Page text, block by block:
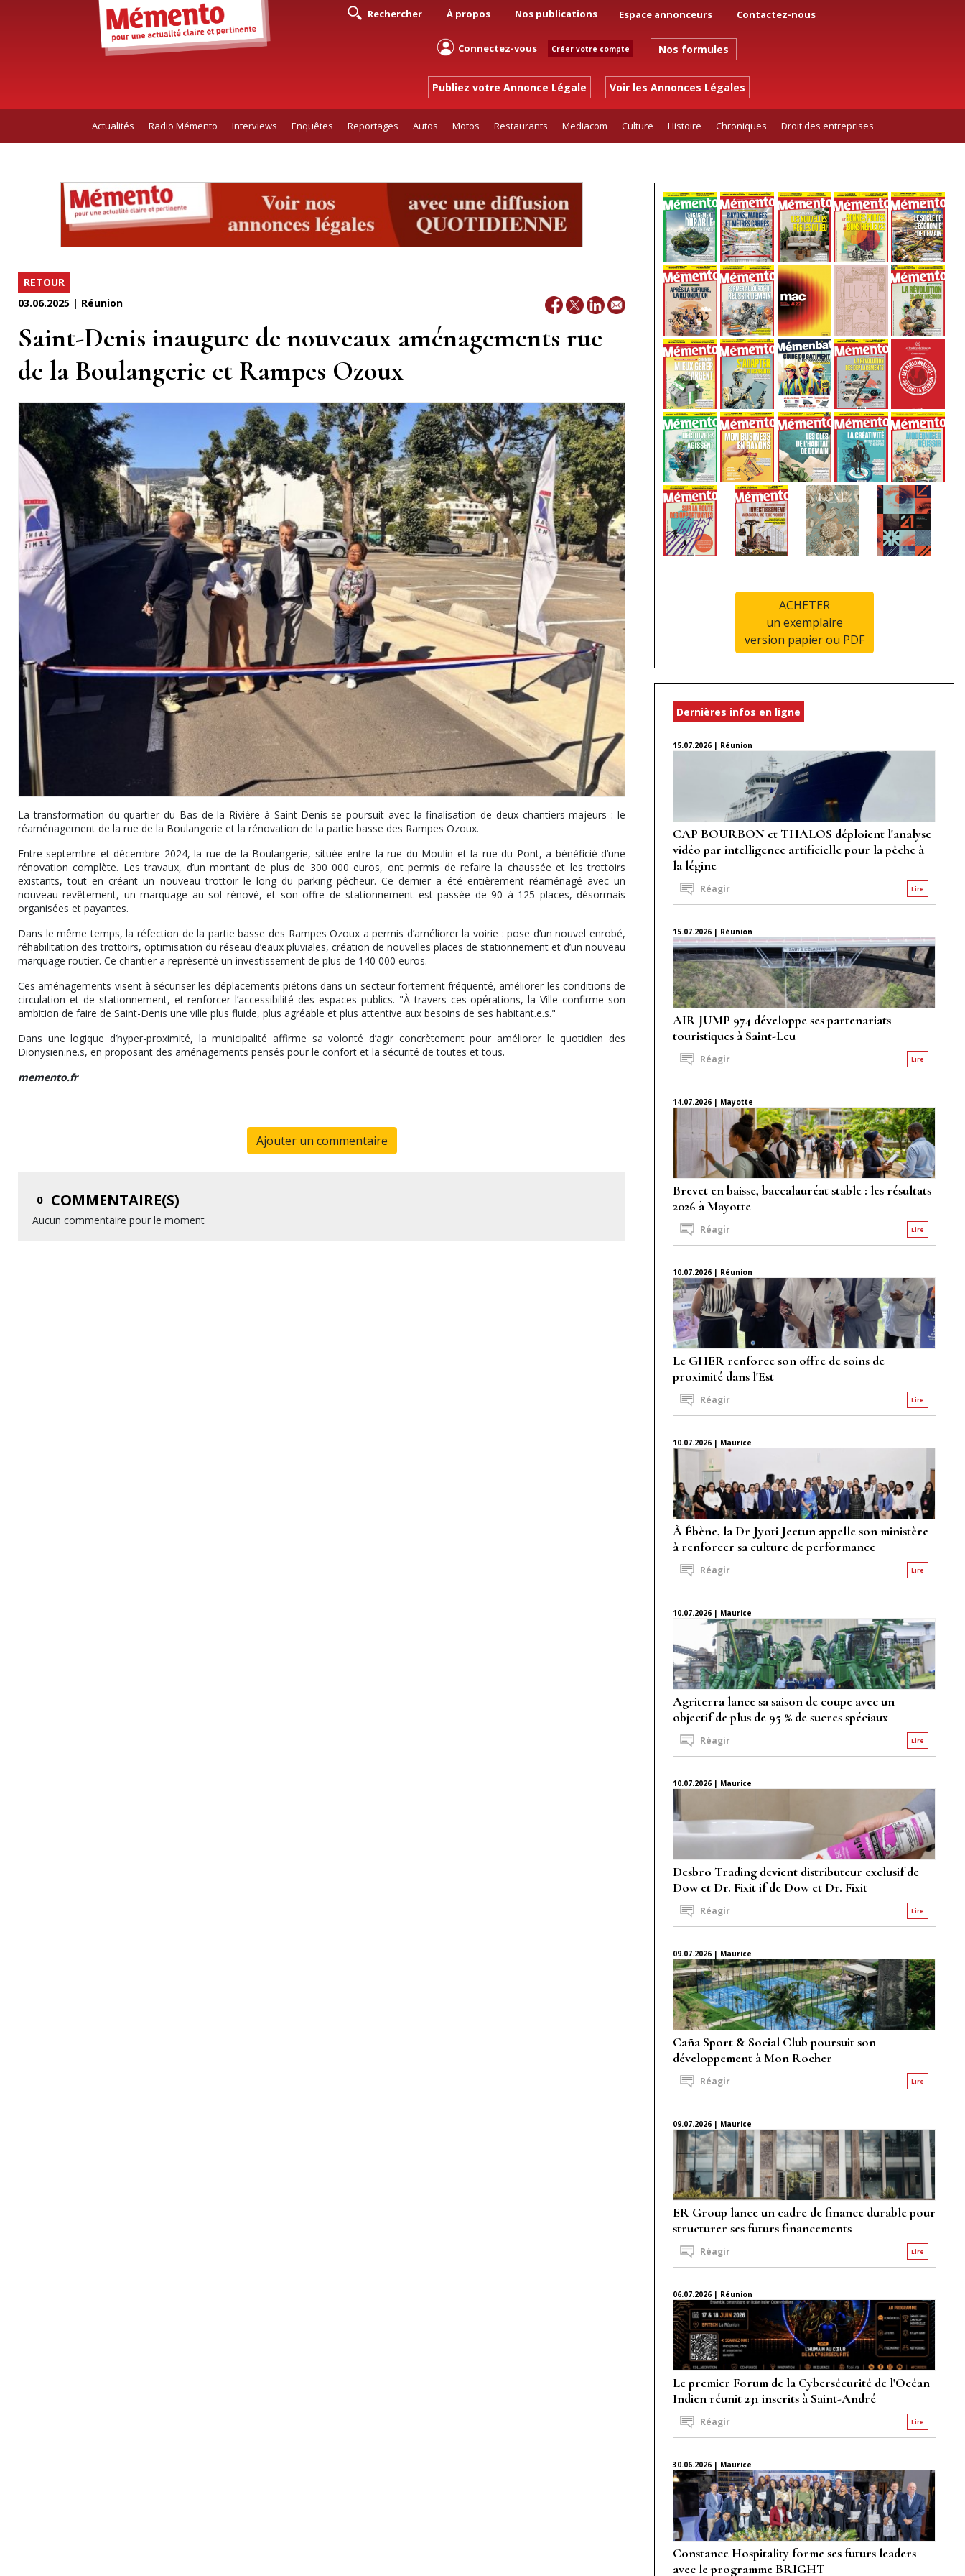
Rechercher À propos Nos publications Espace annonceurs Contactez-nous
Connectez-vous Créer votre compte Nos formules
Publiez votre Annonce Légale Voir les Annonces Légales
Actualités Radio Mémento Interviews Enquêtes Reportages Autos Motos Restaurants Mediacom Culture Histoire Chroniques Droit des entreprises
RETOUR
03.06.2025 | Réunion
Saint-Denis inaugure de nouveaux aménagements rue
de la Boulangerie et Rampes Ozoux
La transformation du quartier du Bas de la Rivière à Saint-Denis se poursuit avec la finalisation de deux chantiers majeurs : le
réaménagement de la rue de la Boulangerie et la rénovation de la partie basse des Rampes Ozoux.
Entre septembre et décembre 2024, la rue de la Boulangerie, située entre la rue du Moulin et la rue du Pont, a bénéficié d’une
rénovation complète. Les travaux, d’un montant de plus de 300 000 euros, ont permis de refaire la chaussée et les trottoirs
existants, tout en créant un nouveau trottoir le long du parking pêcheur. Ce dernier a été entièrement réaménagé avec un
nouveau revêtement, un marquage au sol rénové, et son offre de stationnement est passée de 90 à 125 places, désormais
organisées et payantes.
Dans le même temps, la réfection de la partie basse des Rampes Ozoux a permis d’améliorer la voirie : pose d’un nouvel enrobé,
réhabilitation des trottoirs, optimisation du réseau d’eaux pluviales, création de nouvelles places de stationnement et d’un nouveau
marquage routier. Ce chantier a représenté un investissement de plus de 140 000 euros.
Ces aménagements visent à sécuriser les déplacements piétons dans un secteur fortement fréquenté, améliorer les conditions de
circulation et de stationnement, et renforcer l’accessibilité des espaces publics. "À travers ces opérations, la Ville confirme son
ambition de faire de Saint-Denis une ville plus fluide, plus agréable et plus attentive aux besoins de ses habitant.e.s."
Dans une logique d’hyper-proximité, la municipalité affirme sa volonté d’agir concrètement pour améliorer le quotidien des
Dionysien.ne.s, en proposant des aménagements pensés pour le confort et la sécurité de toutes et tous.
memento.fr
Ajouter un commentaire
0 COMMENTAIRE(S)
Aucun commentaire pour le moment
ACHETER
un exemplaire
version papier ou PDF
Dernières infos en ligne
15.07.2026 | Réunion
CAP BOURBON et THALOS déploient l'analyse
vidéo par intelligence artificielle pour la pêche à
la légine
Lire
Réagir
15.07.2026 | Réunion
AIR JUMP 974 développe ses partenariats
touristiques à Saint-Leu
Lire
Réagir
14.07.2026 | Mayotte
Brevet en baisse, baccalauréat stable : les résultats
2026 à Mayotte
Lire
Réagir
10.07.2026 | Réunion
Le GHER renforce son offre de soins de
proximité dans l'Est
Lire
Réagir
10.07.2026 | Maurice
À Ébène, la Dr Jyoti Jeetun appelle son ministère
à renforcer sa culture de performance
Lire
Réagir
10.07.2026 | Maurice
Agriterra lance sa saison de coupe avec un
objectif de plus de 95 % de sucres spéciaux
Lire
Réagir
10.07.2026 | Maurice
Desbro Trading devient distributeur exclusif de
Dow et Dr. Fixit if de Dow et Dr. Fixit
Lire
Réagir
09.07.2026 | Maurice
Caña Sport & Social Club poursuit son
développement à Mon Rocher
Lire
Réagir
09.07.2026 | Maurice
ER Group lance un cadre de finance durable pour
structurer ses futurs financements
Lire
Réagir
06.07.2026 | Réunion
Le premier Forum de la Cybersécurité de l'Océan
Indien réunit 231 inscrits à Saint-André
Lire
Réagir
30.06.2026 | Maurice
Constance Hospitality forme ses futurs leaders
avec le programme BRIGHT